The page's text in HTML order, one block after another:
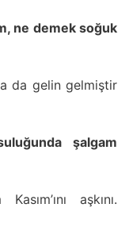
ne demek soğuk
da gelin gelmiştir
şalgam
aşkını.